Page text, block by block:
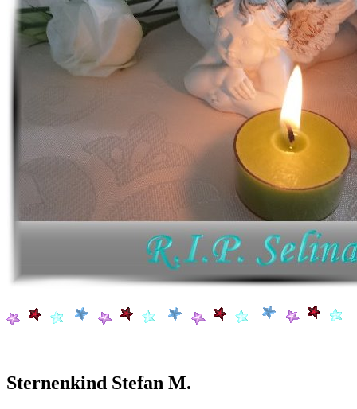
Sternenkind Stefan M.